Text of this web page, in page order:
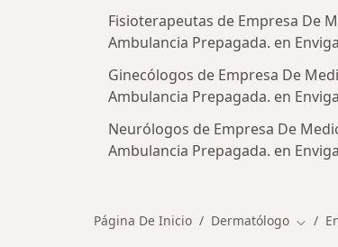
Fisioterapeutas de Empresa De
Ambulancia Prepagada. en
Ginecólogos de Empresa De
Ambulancia Prepagada. en
Neurólogos de Empresa De
Ambulancia Prepagada. en
Página De Inicio Dermatólogo